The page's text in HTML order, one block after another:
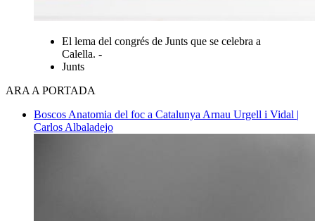
El lema del congrés de Junts que se celebra a
Calella. -
Junts
ARA A PORTADA
Boscos Anatomia del foc a Catalunya Arnau Urgell i Vidal |
Carlos Albaladejo